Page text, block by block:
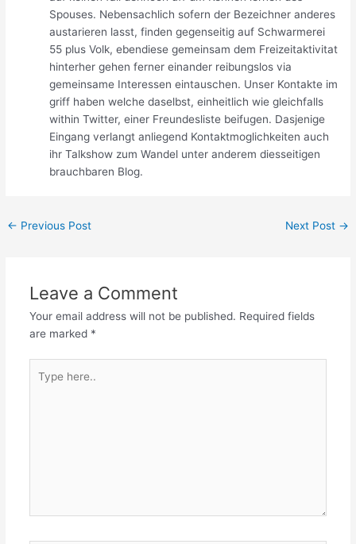
Spouses. Nebensachlich sofern der Bezeichner anderes
austarieren lasst, finden gegenseitig auf Schwarmerei
55 plus Volk, ebendiese gemeinsam dem Freizeitaktivitat
hinterher gehen ferner einander reibungslos via
gemeinsame Interessen eintauschen. Unser Kontakte im
griff haben welche daselbst, einheitlich wie gleichfalls
within Twitter, einer Freundesliste beifugen. Dasjenige
Eingang verlangt anliegend Kontaktmoglichkeiten auch
ihr Talkshow zum Wandel unter anderem diesseitigen
brauchbaren Blog.
← Previous Post Next Post →
Leave a Comment
Your email address will not be published. Required fields
are marked *
here..